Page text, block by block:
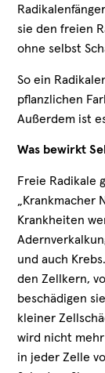
sie den freien
ohne selbst
So ein
pflanzlichen
Außerdem ist
Was bewirkt
Freie Radikale
„Krankmacher
Krankheiten
und auch
den Zellkern,
beschädigen
kleiner
wird nicht
in jeder Zelle